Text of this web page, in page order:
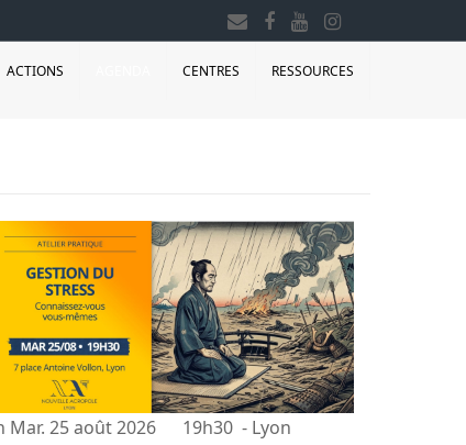
ACTIONS CENTRES RESSOURCES
Mar. 25 août 2026 19h30 - Lyon